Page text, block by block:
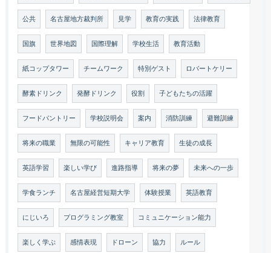
公共 名古屋地方裁判所 見学 教育の実践 法律教育
国旗 世界地図 国際理解 学校生活 教育活動
紙コップタワー チームワーク 特別ゲスト ロバートケリー
酵素ドリンク 発酵ドリンク 役割 子どもたちの活躍
フードパントリー 学校説明会 案内 消防訓練 避難訓練
将来の職業 無限の可能性 キャリア教育 生徒の成長
英語学習 楽しい学び 進路指導 将来の夢 未来への一歩
学食ランチ 名古屋経営短期大学 体験授業 英語教育
にじいろ プログラミング教室 コミュニケーション能力
楽しく学ぶ 感情表現 ドローン 協力 ルール